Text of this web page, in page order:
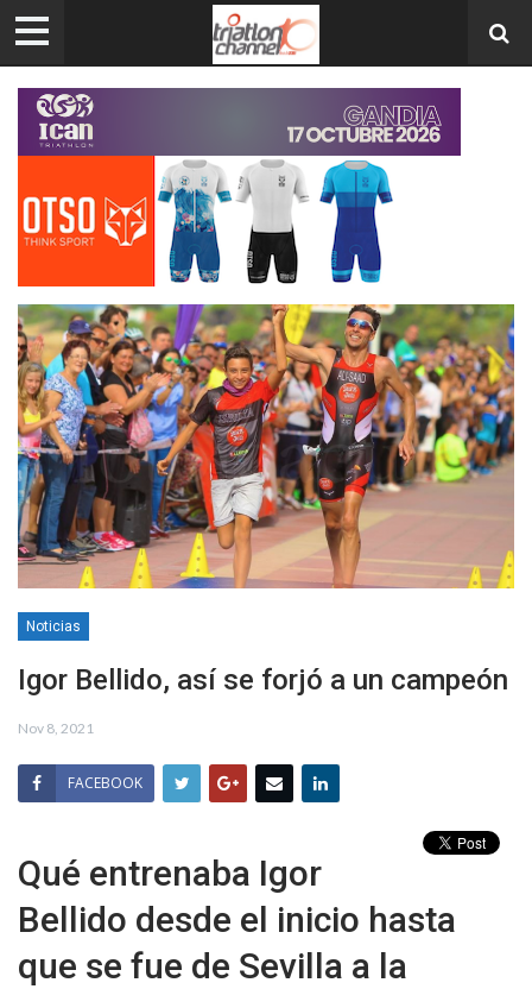
Noticias
Igor Bellido, así se forjó a un campeón
Nov 8, 2021
FACEBOOK
Qué entrenaba Igor
Bellido desde el inicio hasta
que se fue de Sevilla a la